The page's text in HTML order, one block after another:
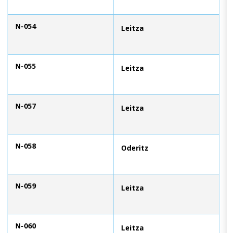
N-054 Leitza
N-055 Leitza
N-057 Leitza
N-058 Oderitz
N-059 Leitza
N-060 Leitza